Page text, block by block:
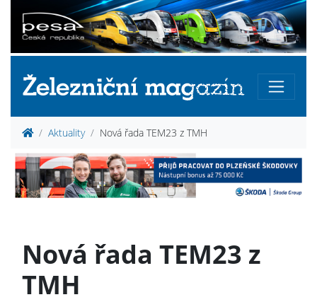
Aktuality Nová řada TEM23 z TMH
Nová řada TEM23 z
TMH